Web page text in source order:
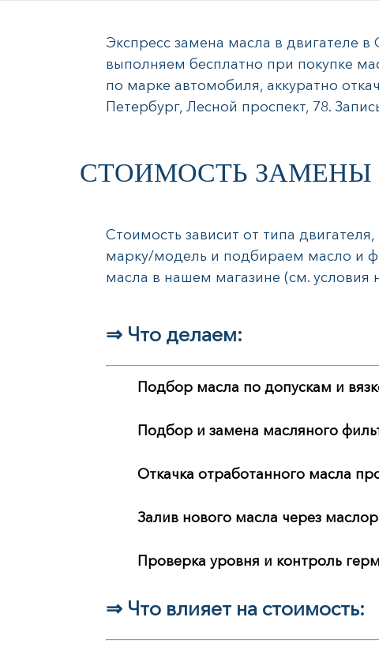
Экспресс замена масла в двигателе
выполняем бесплатно при покупке
по марке автомобиля, аккуратно
Петербург, Лесной проспект, 78.
СТОИМОСТЬ ЗАМЕНЫ
Стоимость зависит от типа
марку/модель и подбираем масло и
масла в нашем магазине (см. условия
⇒ Что делаем:
Подбор масла по допускам и
Подбор и замена масляного
Откачка отработанного масла
Залив нового масла через
Проверка уровня и контроль
⇒ Что влияет на стоимость: